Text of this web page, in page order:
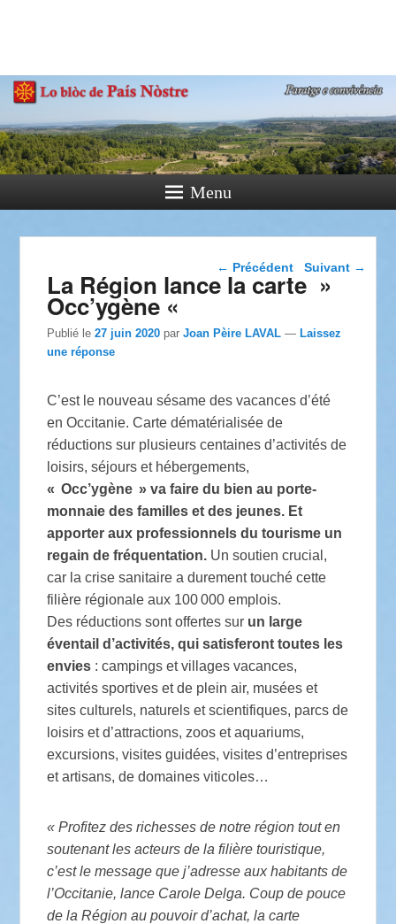
Paratge e Convivència
Menu
Navigation dans les
articles
← Précédent Suivant →
La Région lance la carte »
Occ’ygène «
Publié le27 juin 2020 parJoan Pèire LAVAL —Laissez
une réponse
C’est le nouveau sésame des vacances d’été
en Occitanie. Carte dématérialisée de
réductions sur plusieurs centaines d’activités de
loisirs, séjours et hébergements,
« Occ’ygène » va faire du bien au porte-
monnaie des familles et des jeunes. Et
apporter aux professionnels du tourisme un
regain de fréquentation. Un soutien crucial,
car la crise sanitaire a durement touché cette
filière régionale aux 100 000 emplois.
Des réductions sont offertes sur un large
éventail d’activités, qui satisferont toutes les
envies : campings et villages vacances,
activités sportives et de plein air, musées et
sites culturels, naturels et scientifiques, parcs de
loisirs et d’attractions, zoos et aquariums,
excursions, visites guidées, visites d’entreprises
et artisans, de domaines viticoles…
« Profitez des richesses de notre région tout en
soutenant les acteurs de la filière touristique,
c’est le message que j’adresse aux habitants de
l’Occitanie, lance Carole Delga. Coup de pouce
de la Région au pouvoir d’achat, la carte